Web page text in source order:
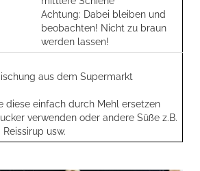
Achtung: Dabei bleiben und
beobachten! Nicht zu braun
werden lassen!
aus dem Supermarkt
diese einfach durch Mehl ersetzen
verwenden oder andere Süße z.B.
usw.